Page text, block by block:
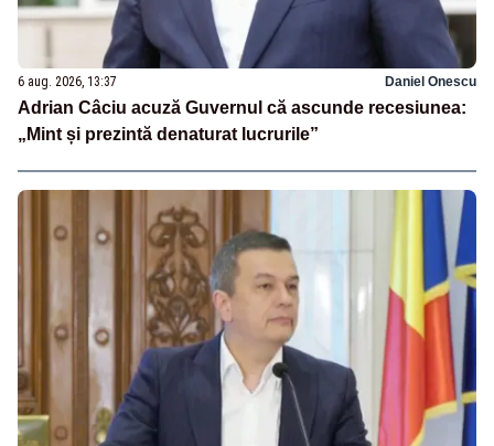
6 aug. 2026, 13:37 Daniel Onescu
Adrian Câciu acuză Guvernul că ascunde recesiunea:
„Mint și prezintă denaturat lucrurile”